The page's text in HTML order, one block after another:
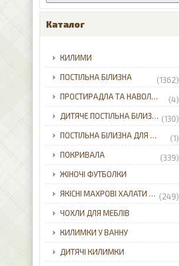
Каталог
КИЛИМИ
ПОСТІЛЬНА БІЛИЗНА
(1362)
ПРОСТИРАДЛА ТА НАВОЛОЧКИ
(4)
ДИТЯЧЕ ПОСТІЛЬНА БІЛИЗНА (130)
ПОСТІЛЬНА БІЛИЗНА ДЛЯ НЕМОВЛЯТ
(1)
ПОКРИВАЛА
(339)
ЖІНОЧІ ФУТБОЛКИ
ЯКІСНІ МАХРОВІ ХАЛАТИ ДЛЯ ВСІЄЇ РОДИНИ З ДОСТАВКОЮ ПО УКРАЇНІ. (249)
ЧОХЛИ ДЛЯ МЕБЛІВ
КИЛИМКИ У ВАННУ
ДИТЯЧІ КИЛИМКИ